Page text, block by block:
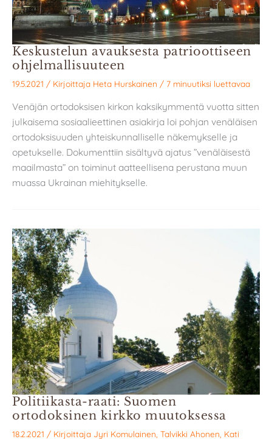
Keskustelun avauksesta patrioottiseen
ohjelmallisuuteen
19.5.2021 / Kirjoittaja Heta Hurskainen / 7 minuutiksi luettavaa
Venäjän ortodoksisen kirkon kaksikymmentä vuotta sitten
julkaisema sosiaalieettinen asiakirja loi pohjan venäläisen
ortodoksisuuden yhteiskunnalliselle näkemykselle ja
opetukselle. Dokumenttiin sisältyvä ajatus ”venäläisestä
maailmasta” on toiminut aatteellisena perustana muun
muassa Ukrainan miehitykselle.
Politiikasta-raati: Suomen
ortodoksinen kirkko muutoksessa
18.2.2021 / Kirjoittaja Jyri Komulainen, Talvikki Ahonen, Kati